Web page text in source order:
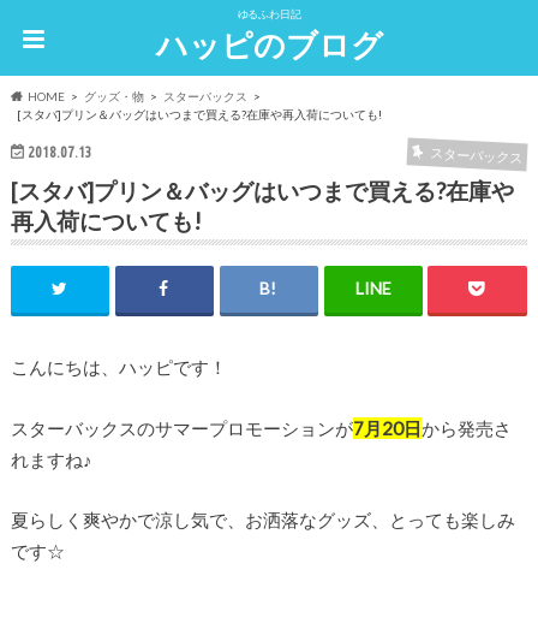
ゆるふわ日記
ハッピのブログ
HOME グッズ・物
スターバックス
[スタバ]プリン＆バッグはいつまで買える?在庫や再入荷についても!
2018.07.13 スターバックス
[スタバ]プリン＆バッグはいつまで買える?在庫や
再入荷についても!
こんにちは、ハッピです！
スターバックスのサマープロモーションが7月20日から発売さ
れますね♪
夏らしく爽やかで涼し気で、お洒落なグッズ、とっても楽しみ
です☆